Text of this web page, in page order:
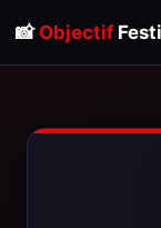
📸 Objectif